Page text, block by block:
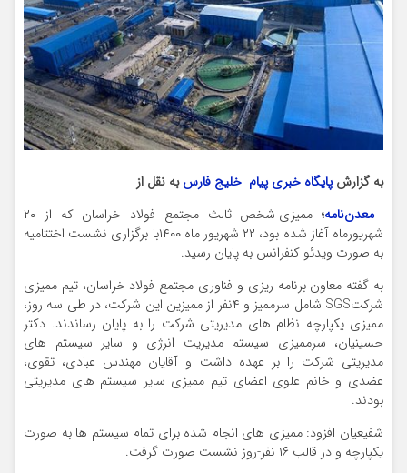
به گزارشپایگاه خبری پیام خلیج فارسبه نقل از
معدن‌نامه؛
ممیزی شخص ثالث مجتمع فولاد خراسان که از ۲۰
شهریورماه آغاز شده بود، ۲۲ شهریور ماه ۱۴۰۰با برگزاری نشست اختتامیه
به صورت ویدئو کنفرانس به پایان رسید.
به گفته معاون برنامه ریزی و فناوری مجتمع فولاد خراسان، تیم ممیزی
شرکتSGS شامل سرممیز و ۴نفر از ممیزین این شرکت، در طی سه روز،
ممیزی یکپارچه نظام های مدیریتی شرکت را به پایان رساندند. دکتر
حسینیان، سرممیزی سیستم مدیریت انرژی و سایر سیستم های
مدیریتی شرکت را بر عهده داشت و آقایان مهندس عبادی، تقوی،
عضدی و خانم علوی اعضای تیم ممیزی سایر سیستم های مدیریتی
بودند.
شفیعیان افزود: ممیزی های انجام شده برای تمام سیستم ها به صورت
یکپارچه و در قالب ۱۶ نفر-روز نشست صورت گرفت.